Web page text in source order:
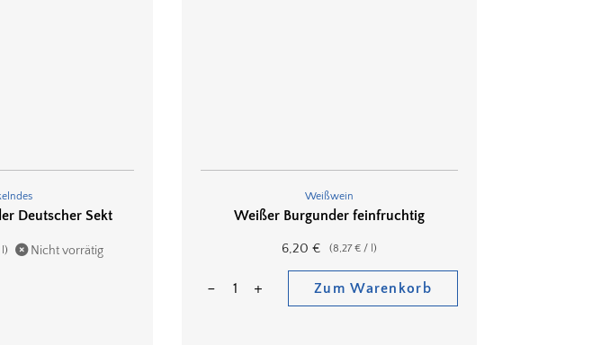
Deutscher Sekt
) Nicht vorrätig
Weißwein
Weißer Burgunder feinfruchtig
6,20 € (8,27€ / )
Zum Warenkorb